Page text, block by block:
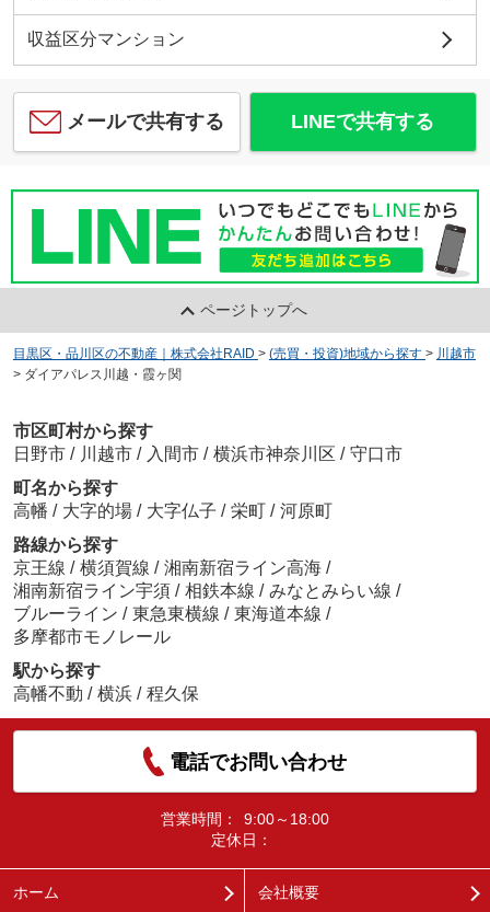
収益区分マンション
メールで共有する LINEで共有する
ページトップへ
目黒区・品川区の不動産｜株式会社RAID > (売買・投資)地域から探す > 川越市
> ダイアパレス川越・霞ヶ関
市区町村から探す
日野市 / 川越市 / 入間市 / 横浜市神奈川区 / 守口市
町名から探す
高幡 / 大字的場 / 大字仏子 / 栄町 / 河原町
路線から探す
京王線 / 横須賀線 / 湘南新宿ライン高海 /
湘南新宿ライン宇須 / 相鉄本線 / みなとみらい線 /
ブルーライン / 東急東横線 / 東海道本線 /
多摩都市モノレール
駅から探す
高幡不動 / 横浜 / 程久保
電話でお問い合わせ
営業時間：
9:00～18:00
定休日：
ホーム 会社概要